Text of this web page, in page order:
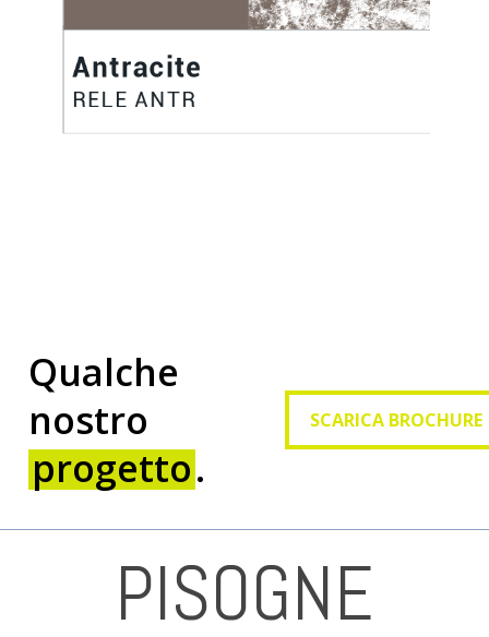
Qualche
nostro
progetto.
SCARICA BROCHURE
SCARICA BROCHURE
PISOGNE